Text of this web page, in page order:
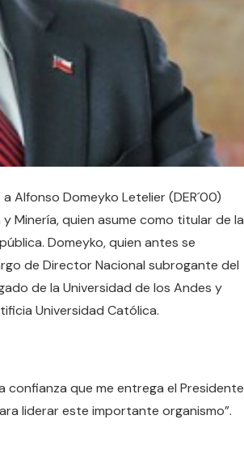
Alfonso Domeyko Letelier (DER´00)
Minería, quien asume como titular de la
Domeyko, quien antes se
de Director Nacional subrogante del
de la Universidad de los Andes y
Universidad Católica.
que me entrega el Presidente
liderar este importante organismo”.